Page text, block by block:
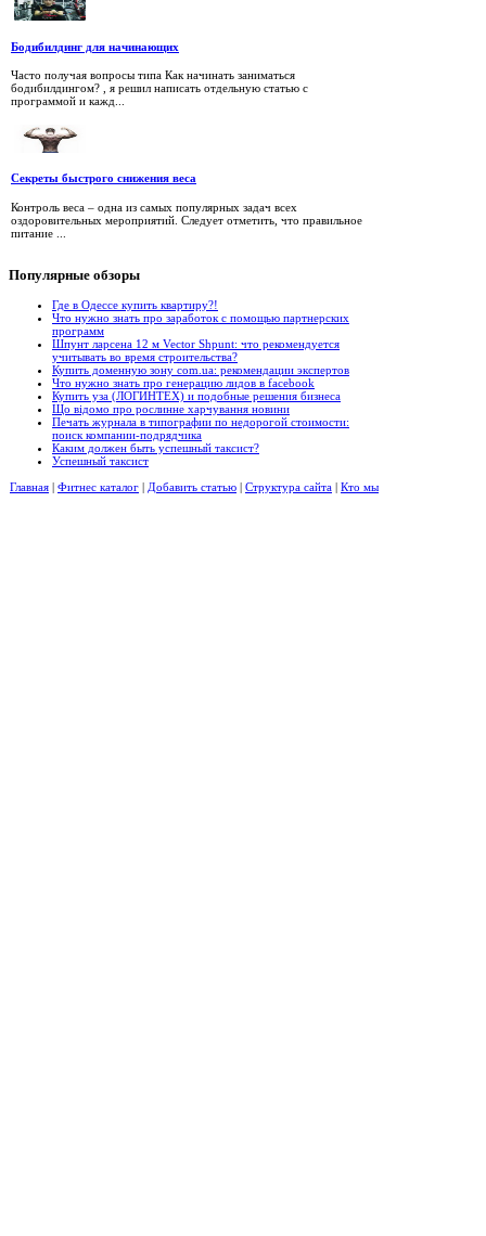
Бодибилдинг для начинающих
Часто получая вопросы типа Как начинать заниматься
бодибилдингом? , я решил написать отдельную статью с
программой и кажд...
Секреты быстрого снижения веса
Контроль веса – одна из самых популярных задач всех
оздоровительных мероприятий. Следует отметить, что правильное
питание ...
Популярные обзоры
Где в Одессе купить квартиру?!
Что нужно знать про заработок с помощью партнерских
программ
Шпунт ларсена 12 м Vector Shpunt: что рекомендуется
учитывать во время строительства?
Купить доменную зону com.ua: рекомендации экспертов
Что нужно знать про генерацию лидов в facebook
Купить уза (ЛОГИНТЕХ) и подобные решения бизнеса
Що відомо про рослинне харчування новини
Печать журнала в типографии по недорогой стоимости:
поиск компании-подрядчика
Каким должен быть успешный таксист?
Успешный таксист
Главная | Фитнес каталог | Добавить статью | Структура сайта | Кто мы